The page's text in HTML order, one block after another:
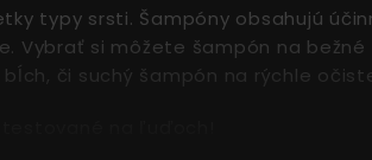
typy srsti. Šampóny obsahujú
Vybrať si môžete šampón na bežné
či suchý šampón na rýchle